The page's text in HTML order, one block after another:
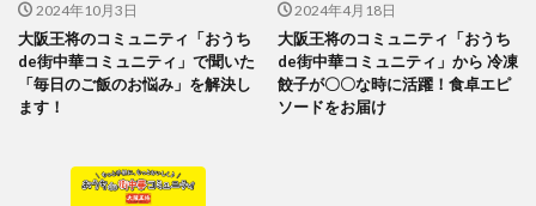
2024年10月3日
大阪王将のコミュニティ「おうち
de街中華コミュニティ」で聞いた
「毎日のご飯のお悩み」を解決し
ます！
2024年4月18日
大阪王将のコミュニティ「おうち
de街中華コミュニティ」から 冷凍
餃子が〇〇な時に活躍！食卓エピ
ソードをお届け